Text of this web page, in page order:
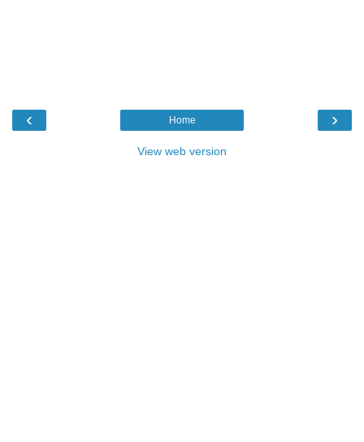
‹ ›
Home
View web version